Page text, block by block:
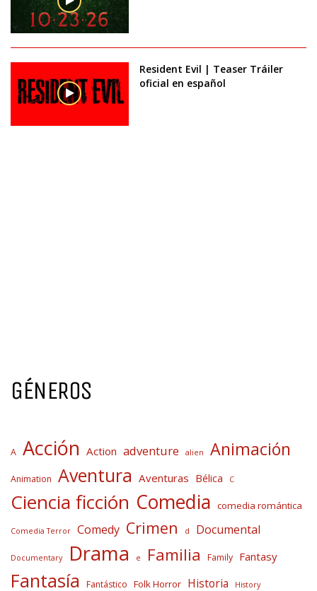
Resident Evil | Teaser Tráiler
oficial en español
GÉNEROS
A Acción Action adventure alien Animación
Animation Aventura Aventuras Bélica C
Ciencia ficción Comedia comedia romántica
Comedia Terror Comedy Crimen d Documental
Documentary Drama e Familia Family Fantasy
Fantasía Fantástico Folk Horror Historia History